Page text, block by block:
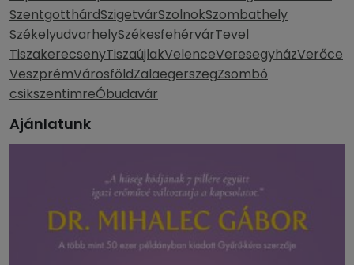
SzentgotthárdSzigetvárSzolnokSzombathely
SzékelyudvarhelySzékesfehérvárTevel
TiszakerecsenyTiszaújlakVelenceVeresegyházVerőce
VeszprémVárosföldZalaegerszegZsombó
csikszentimreÓbudavár
Ajánlatunk